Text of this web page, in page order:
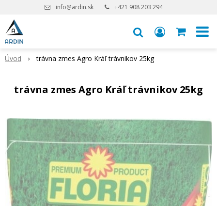
info@ardin.sk +421 908 203 294
Úvod trávna zmes Agro Kráľ trávnikov 25kg
trávna zmes Agro Kráľ trávnikov 25kg